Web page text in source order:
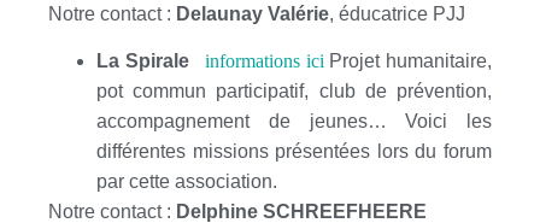
Notre contact : Delaunay Valérie, éducatrice PJJ
La Spiraleinformations ici Projet humanitaire,
pot commun participatif, club de prévention,
accompagnement de jeunes… Voici les
différentes missions présentées lors du forum
par cette association.
Notre contact : Delphine SCHREEFHEERE